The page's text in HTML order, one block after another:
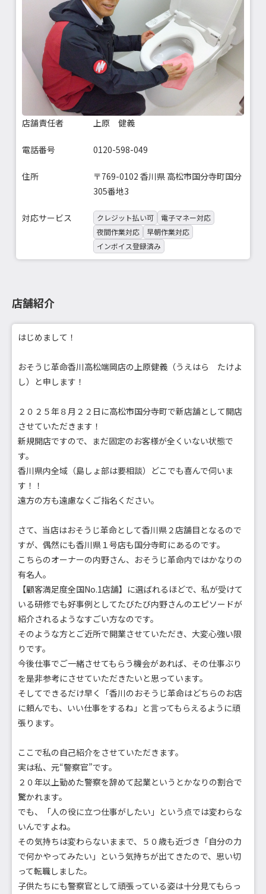
店舗責任者 上原 健義
電話番号 0120-598-049
住所
〒769-0102 香川県 高松市国分寺町国分
305番地3
対応サービス クレジット払い可
電子マネー対応
夜間作業対応
早朝作業対応
インボイス登録済み
店舗紹介
はじめまして！
おそうじ革命香川高松端岡店の上原健義（うえはら たけよ
し）と申します！
２０２５年８月２２日に高松市国分寺町で新店舗として開店
させていただきます！
新規開店ですので、まだ固定のお客様が全くいない状態で
す。
香川県内全域（島しょ部は要相談）どこでも喜んで伺いま
す！！
遠方の方も遠慮なくご指名ください。
さて、当店はおそうじ革命として香川県２店舗目となるので
すが、偶然にも香川県１号店も国分寺町にあるのです。
こちらのオーナーの内野さん、おそうじ革命内ではかなりの
有名人。
【顧客満足度全国No.1店舗】に選ばれるほどで、私が受けて
いる研修でも好事例としてたびたび内野さんのエピソードが
紹介されるようなすごい方なのです。
そのような方とご近所で開業させていただき、大変心強い限
りです。
今後仕事でご一緒させてもらう機会があれば、その仕事ぶり
を是非参考にさせていただきたいと思っています。
そしてできるだけ早く「香川のおそうじ革命はどちらのお店
に頼んでも、いい仕事をするね」と言ってもらえるように頑
張ります。
ここで私の自己紹介をさせていただきます。
実は私、元“警察官”です。
２０年以上勤めた警察を辞めて起業というとかなりの割合で
驚かれます。
でも、「人の役に立つ仕事がしたい」という点では変わらな
いんですよね。
その気持ちは変わらないままで、５０歳も近づき「自分の力
で何かやってみたい」という気持ちが出てきたので、思い切
って転職しました。
子供たちにも警察官として頑張っている姿は十分見てもらっ